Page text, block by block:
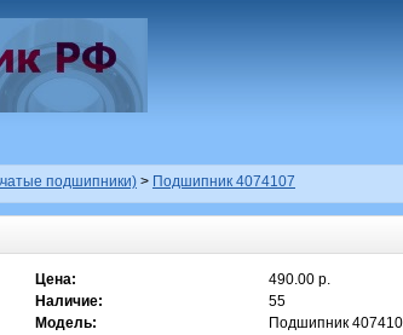
подшипники) > Подшипник 4074107
Цена:
490.00 р.
Наличие:
55
Модель:
Подшипник